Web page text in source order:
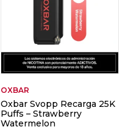
OXBAR
Oxbar Svopp Recarga 25K
Puffs – Strawberry
Watermelon